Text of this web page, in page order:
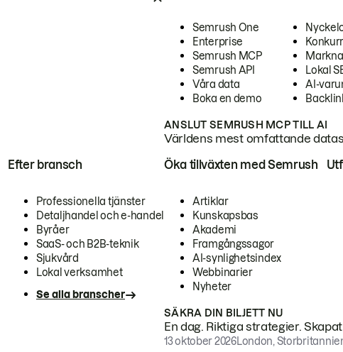
Semrush One
Enterprise
Semrush MCP
Semrush API
Våra data
Boka en demo
Lokal
AI-
ANSLUT SEMRUSH MCP TILL AI
Världens mest omfattande
Efter bransch
Professionella tjänster
Detaljhandel och e-handel
Byråer
SaaS- och B2B-teknik
Sjukvård
Lokal verksamhet
Se alla branscher
Öka tillväxten med Semrush
Artiklar
Kunskapsbas
Akademi
Framgångssagor
AI-synlighetsindex
Webbinarier
Nyheter
SÄKRA DIN BILJETT NU
En dag. Riktiga strategier.
13 oktober 2026London,